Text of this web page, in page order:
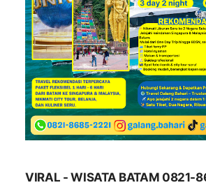
VIRAL - WISATA BATAM 0821-